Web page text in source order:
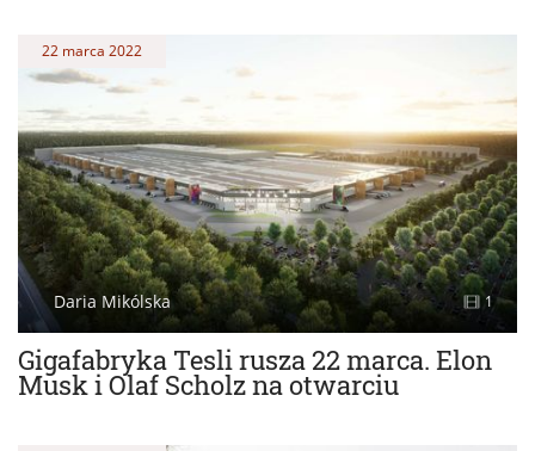
Gigafabryka Tesli rusza 22 marca. Elon
Musk i Olaf Scholz na otwarciu
22 marca 2022
Daria Mikólska 1